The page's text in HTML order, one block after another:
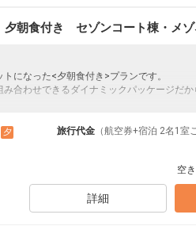
ェ※お任せ
食（日により異なります）
】
夕朝食付き セゾンコート棟・メ
になった<夕朝食付き>プランです。
み合わせできるダイナミックパッケージだ
たは（JALグループ）確約！フライトマイル
現地交通・体験プランなどの追加（同時予
カミヤは蔵王温泉の中心に位置し、各観光
ロープウェイがあり、中森ゲレンデまでは徒
キーにスムーズに出られる最適地。
夕 旅行代金 （航空券+宿泊 2名1室
空き
詳細